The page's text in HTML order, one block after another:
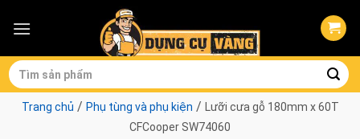
Tìm
kiếm:
Trang chủ / Phụ tùng và phụ kiện / Lưỡi cưa gỗ 180mm x 60T
CFCooper SW74060